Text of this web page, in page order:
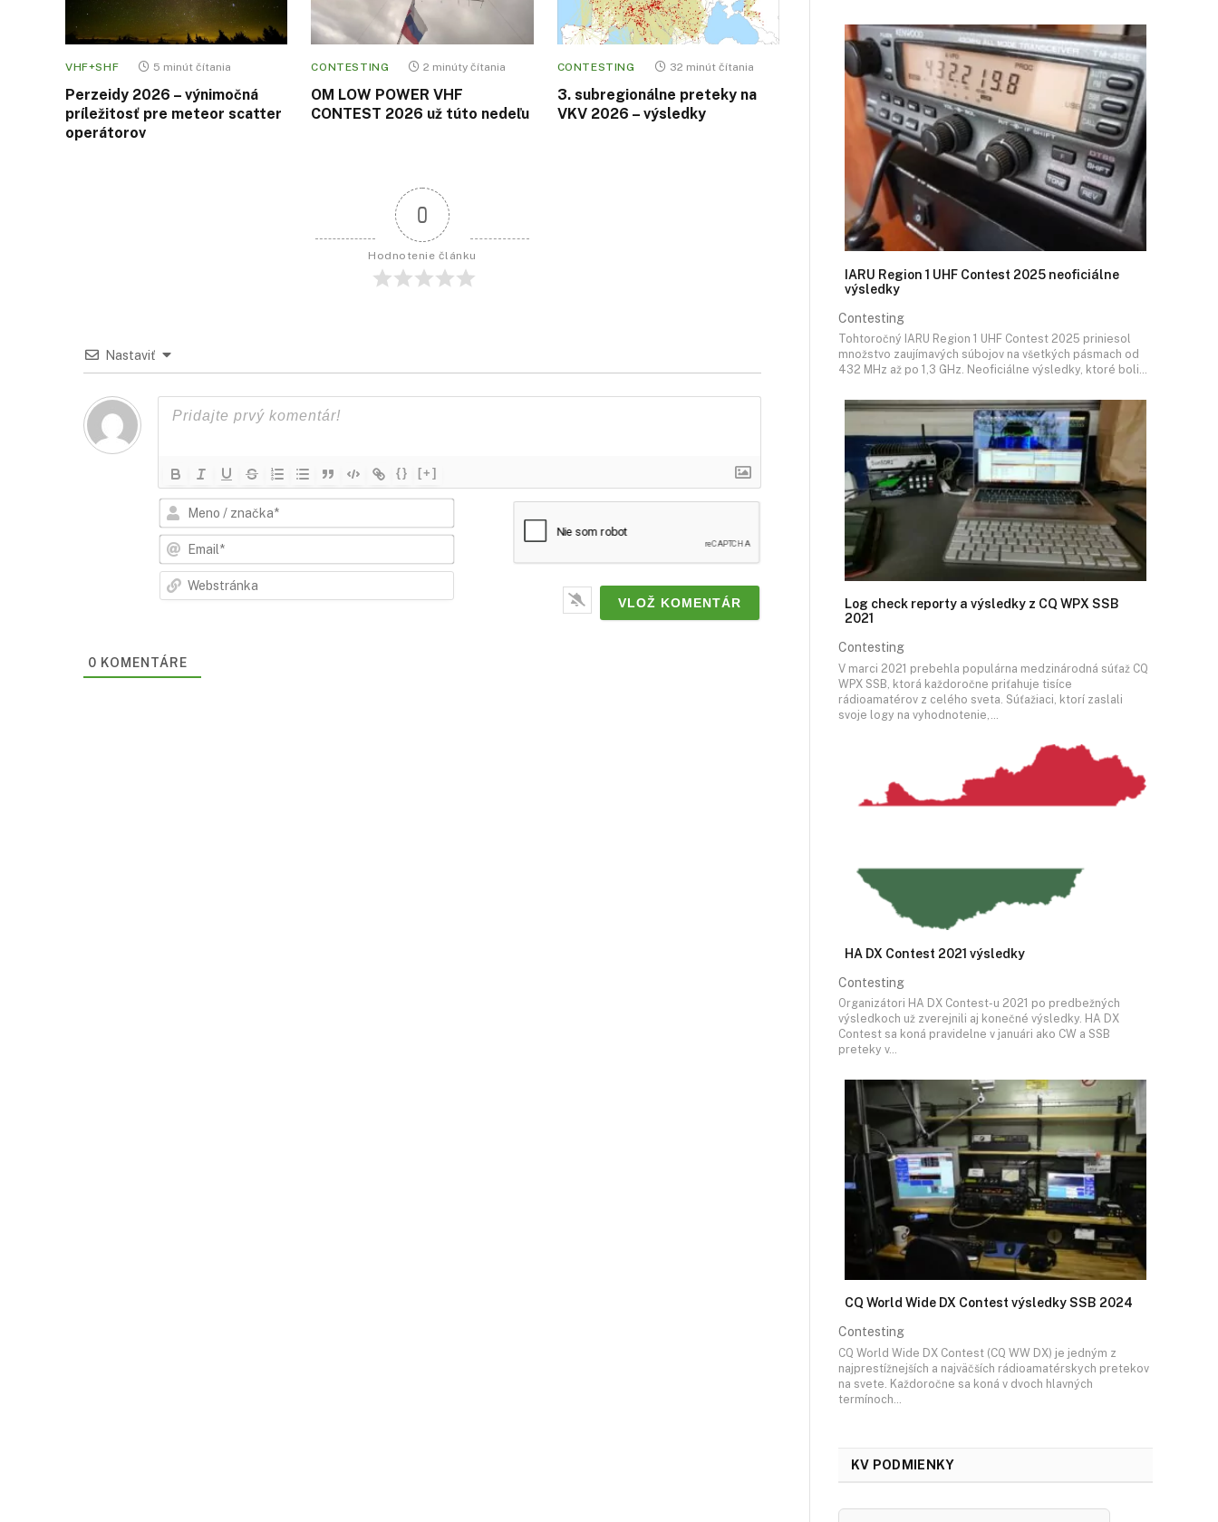
VHF+SHF 5 minút čítania
Perzeidy 2026 – výnimočná
príležitosť pre meteor scatter
operátorov
CONTESTING 2 minúty čítania
OM LOW POWER VHF
CONTEST 2026 už túto nedeľu
CONTESTING 32 minút čítania
3. subregionálne preteky na
VKV 2026 – výsledky
0
Hodnotenie článku
Nastaviť
{} [+]
Meno
značka*
Email*
0 KOMENTÁRE
IARU Region 1 UHF Contest 2025 neoficiálne
výsledky
Contesting
Tohtoročný IARU Region 1 UHF Contest 2025 priniesol
množstvo zaujímavých súbojov na všetkých pásmach od
432 MHz až po 1,3 GHz. Neoficiálne výsledky, ktoré boli…
Log check reporty a výsledky z CQ WPX SSB
2021
Contesting
V marci 2021 prebehla populárna medzinárodná súťaž CQ
WPX SSB, ktorá každoročne priťahuje tisíce
rádioamatérov z celého sveta. Súťažiaci, ktorí zaslali
svoje logy na vyhodnotenie,…
HA DX Contest 2021 výsledky
Contesting
Organizátori HA DX Contest-u 2021 po predbežných
výsledkoch už zverejnili aj konečné výsledky. HA DX
Contest sa koná pravidelne v januári ako CW a SSB
preteky v…
CQ World Wide DX Contest výsledky SSB 2024
Contesting
CQ World Wide DX Contest (CQ WW DX) je jedným z
najprestížnejších a najväčších rádioamatérskych pretekov
na svete. Každoročne sa koná v dvoch hlavných
termínoch…
KV PODMIENKY